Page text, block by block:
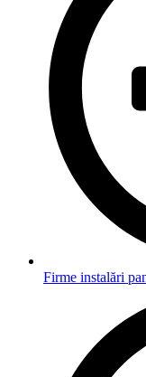
Firme instalări